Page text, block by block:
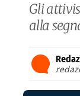
Gli
alla